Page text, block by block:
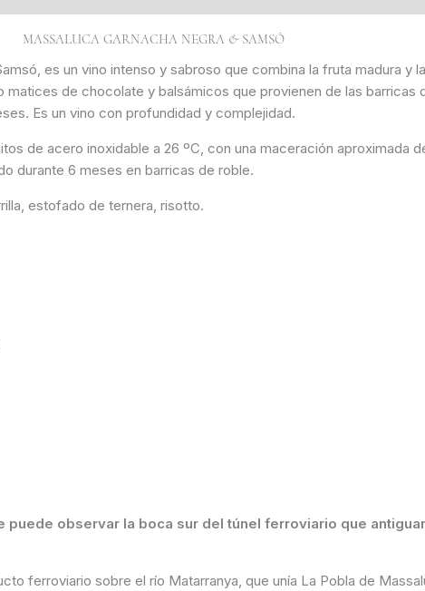
MASSALUCA GARNACHA NEGRA & SAMSÓ
es un vino intenso y sabroso que combina la fruta madura y
matices de chocolate y balsámicos que provienen de las barricas
Es un vino con profundidad y complejidad.
de acero inoxidable a 26 ºC, con una maceración aproximada
durante 6 meses en barricas de roble.
estofado de ternera, risotto.
observar la boca sur del túnel ferroviario que
ferroviario sobre el río Matarranya, que unía La Pobla de